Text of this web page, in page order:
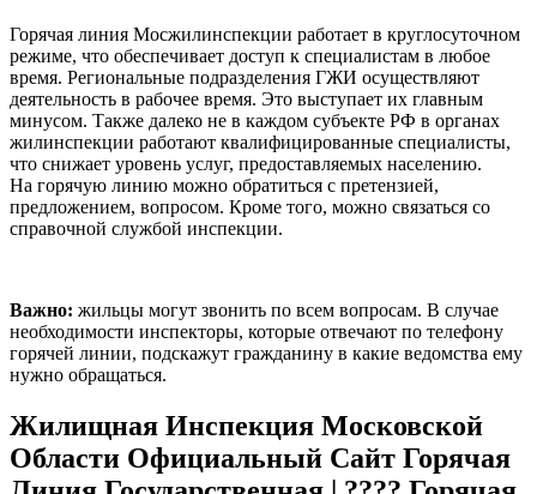
Горячая линия Мосжилинспекции работает в круглосуточном
режиме, что обеспечивает доступ к специалистам в любое
время. Региональные подразделения ГЖИ осуществляют
деятельность в рабочее время. Это выступает их главным
минусом. Также далеко не в каждом субъекте РФ в органах
жилинспекции работают квалифицированные специалисты,
что снижает уровень услуг, предоставляемых населению.
На горячую линию можно обратиться с претензией,
предложением, вопросом. Кроме того, можно связаться со
справочной службой инспекции.
Важно: жильцы могут звонить по всем вопросам. В случае
необходимости инспекторы, которые отвечают по телефону
горячей линии, подскажут гражданину в какие ведомства ему
нужно обращаться.
Жилищная Инспекция Московской
Области Официальный Сайт Горячая